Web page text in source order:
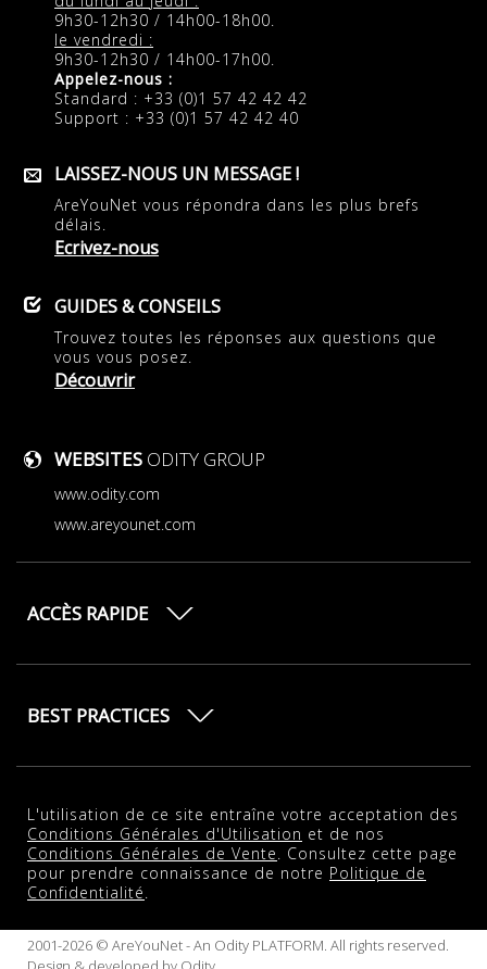
9h30-12h30 / 14h00-18h00.
le vendredi :
9h30-12h30 / 14h00-17h00.
Appelez-nous :
Standard : +33 (0)1 57 42 42 42
Support : +33 (0)1 57 42 42 40
LAISSEZ-NOUS UN MESSAGE !
AreYouNet vous répondra dans les plus brefs
délais.
Ecrivez-nous
GUIDES & CONSEILS
Trouvez toutes les réponses aux questions que
vous vous posez.
Découvrir
WEBSITES ODITY GROUP
www.odity.com
www.areyounet.com
ACCÈS RAPIDE
BEST PRACTICES
L'utilisation de ce site entraîne votre acceptation des
Conditions Générales d'Utilisation et de nos
Conditions Générales de Vente. Consultez cette page
pour prendre connaissance de notre Politique de
Confidentialité.
2001-2026 © AreYouNet - An Odity PLATFORM. All rights reserved.